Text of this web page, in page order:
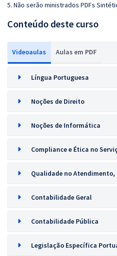
5. Não serão ministrados PDFs
Conteúdo deste curso
Videoaulas Aulas em PDF
Língua Portuguesa
Noções de Direito
Noções de Informática
Compliance e Ética no
Qualidade no
Contabilidade Geral
Contabilidade Pública
Legislação Específica